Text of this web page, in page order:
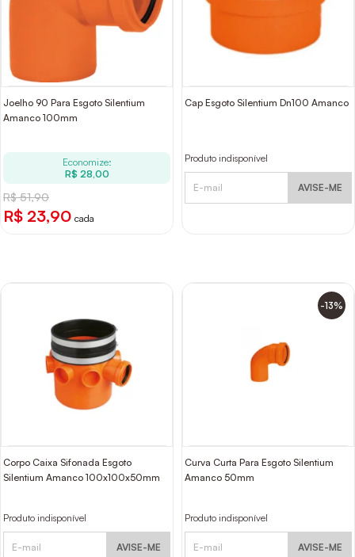
Joelho 90 Para Esgoto Silentium
Amanco 100mm
Economize:
R$ 28,00
R$ 51,90
R$ 23,90 cada
Cap Esgoto Silentium Dn100 Amanco
Produto indisponível
AVISE-ME
Corpo Caixa Sifonada Esgoto
Silentium Amanco 100x100x50mm
Produto indisponível
AVISE-ME
-13%
Curva Curta Para Esgoto Silentium
Amanco 50mm
Produto indisponível
AVISE-ME